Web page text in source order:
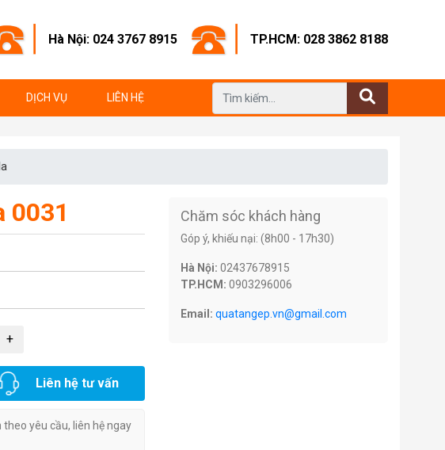
Hà Nội: 024 3767 8915 TP.HCM: 028 3862 8188
DỊCH VỤ LIÊN HỆ
0031
Liên hệ tư vấn
yêu cầu, liên hệ ngay
Chăm sóc khách hàng
Góp ý, khiếu nại: (8h00 - 17h30)
Hà Nội: 02437678915
TP.HCM: 0903296006
Email: quatangep.vn@gmail.com